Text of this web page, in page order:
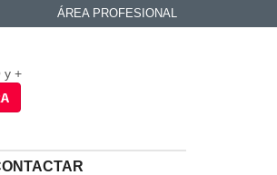
ÁREA PROFESIONAL
y +